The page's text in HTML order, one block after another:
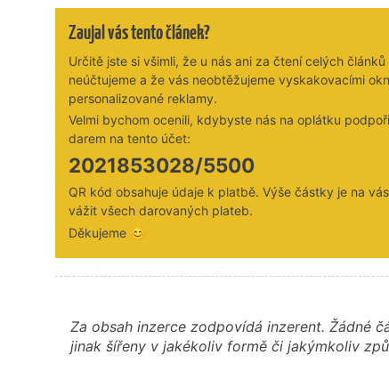
Zaujal vás tento článek?
Určitě jste si všimli, že u nás ani za čtení celých článků
neúčtujeme a že vás neobtěžujeme vyskakovacími
personalizované reklamy.
Velmi bychom ocenili, kdybyste nás na oplátku
darem na tento účet:
2021853028/5500
QR kód obsahuje údaje k platbě. Výše částky je na
vážit všech darovaných plateb.
Děkujeme 😊
Za obsah inzerce zodpovídá inzerent. Žádné
jinak šířeny v jakékoliv formě či jakýmkoliv